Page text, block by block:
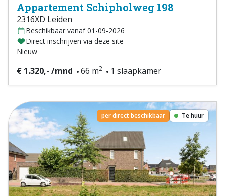
Appartement Schipholweg 198
2316XD Leiden
Beschikbaar vanaf 01-09-2026
Direct inschrijven via deze site
Nieuw
€ 1.320,- /mnd 66 m2 1 slaapkamer
per direct beschikbaar Te huur